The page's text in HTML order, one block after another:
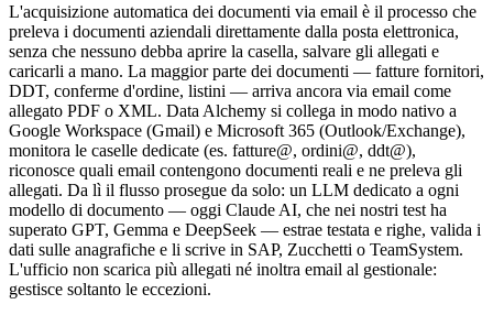
L'acquisizione automatica dei documenti via email è il processo che
preleva i documenti aziendali direttamente dalla posta elettronica,
senza che nessuno debba aprire la casella, salvare gli allegati e
caricarli a mano. La maggior parte dei documenti — fatture fornitori,
DDT, conferme d'ordine, listini — arriva ancora via email come
allegato PDF o XML. Data Alchemy si collega in modo nativo a
Google Workspace (Gmail) e Microsoft 365 (Outlook/Exchange),
monitora le caselle dedicate (es. fatture@, ordini@, ddt@),
riconosce quali email contengono documenti reali e ne preleva gli
allegati. Da lì il flusso prosegue da solo: un LLM dedicato a ogni
modello di documento — oggi Claude AI, che nei nostri test ha
superato GPT, Gemma e DeepSeek — estrae testata e righe, valida i
dati sulle anagrafiche e li scrive in SAP, Zucchetti o TeamSystem.
L'ufficio non scarica più allegati né inoltra email al gestionale:
gestisce soltanto le eccezioni.